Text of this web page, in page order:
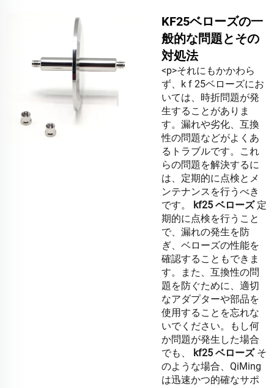
KF25ベローズの一
般的な問題とその
対処法
<p>それにもかかわら
ず、k f 25ベローズにお
いては、時折問題が発
生することがありま
す。漏れや劣化、互換
性の問題などがよくあ
るトラブルです。これ
らの問題を解決するに
は、定期的に点検とメ
ンテナンスを行うべき
です。 kf25 ベローズ 定
期的に点検を行うこと
で、漏れの発生を防
ぎ、ベローズの性能を
確認することもできま
す。また、互換性の問
題を防ぐために、適切
なアダプターや部品を
使用することを忘れな
いでください。もし何
か問題が発生した場合
でも、 kf25 ベローズ そ
のような場合、QiMing
は迅速かつ的確なサポ